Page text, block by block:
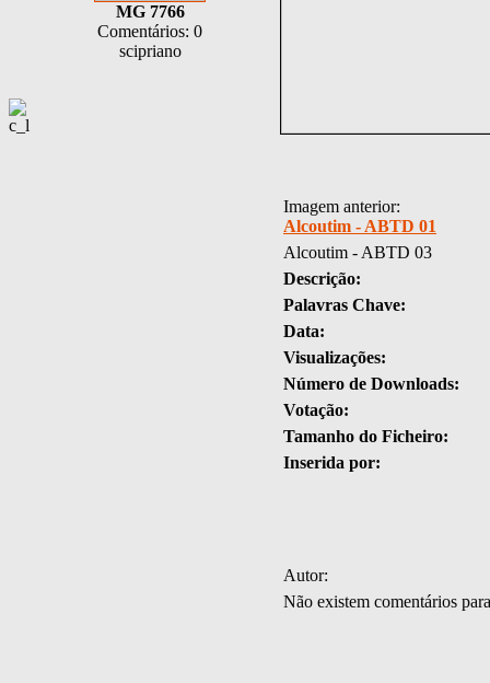
MG 7766
Comentários: 0
scipriano
Imagem anterior:
Alcoutim - ABTD 01
Alcoutim - ABTD 03
Descrição:
Palavras Chave:
Data:
Visualizações:
Número de Downloads:
Votação:
Tamanho do Ficheiro:
Inserida por:
Autor:
Não existem comentários